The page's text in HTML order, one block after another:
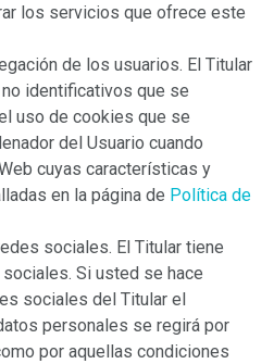
los servicios que ofrece este
de los usuarios. El Titular
identificativos que se
uso de cookies que se
del Usuario cuando
cuyas características y
en la página de Política de
sociales. El Titular tiene
Si usted se hace
sociales del Titular el
personales se regirá por
por aquellas condiciones